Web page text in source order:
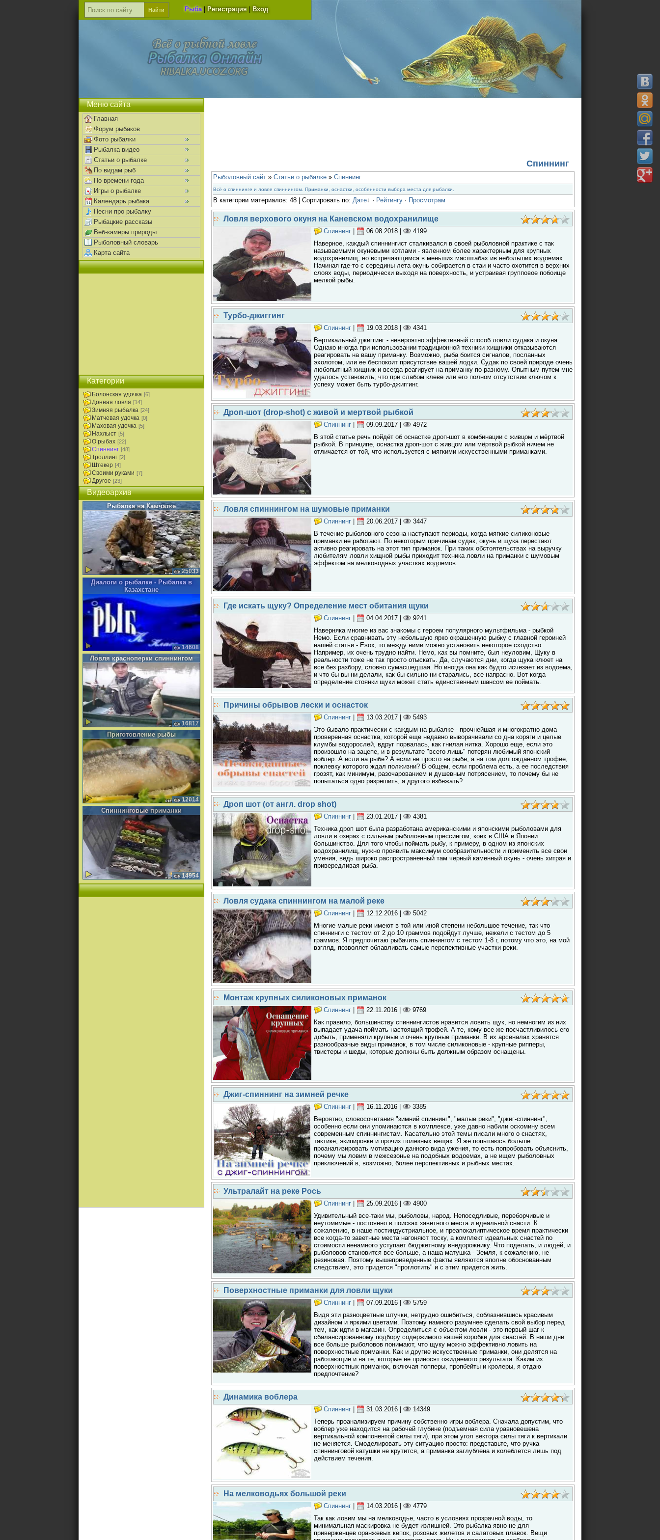
Рыба| Регистрация Вход
Спиннинг
Рыболовный сайт » Статьи о рыбалке » Спиннинг
Всё о спиннинге и ловле спиннингом. Приманки, оснастки, особенности выбора места для рыбалки.
В категории материалов: 48 | Сортировать по: Дате · Рейтингу · Просмотрам
Ловля верхового окуня на Каневском водохранилище
Спиннинг 06.08.2018
4199
Наверное, каждый спиннингист сталкивался в своей рыболовной практике с так
называемыми окуневыми котлами - явленном более характерным для крупных
водохранилищ, но встречающимся в меньших масштабах ив небольших водоемах.
Начиная где-то с середины лета окунь собирается в стаи и часто охотится в верхних
слоях воды, периодически выходя на поверхность, и устраивая групповое побоище
мелкой рыбы.
Турбо-джиггинг
Спиннинг 19.03.2018
4341
Вертикальный джиггинг - невероятно эффективный способ ловли судака и окуня.
Однако иногда при использовании традиционной техники хищники отказываются
реагировать на вашу приманку. Возможно, рыба боится сигналов, посланных
эхолотом, или ее беспокоит присутствие вашей лодки. Судак по своей природе очень
любопытный хищник и всегда реагирует на приманку по-разному. Опытным путем мне
удалось установить, что при слабом клеве или его полном отсутствии ключом к
успеху может быть турбо-джиггинг.
Дроп-шот (drop-shot) с живой и мертвой рыбкой
Спиннинг 09.09.2017
4972
В этой статье речь пойдёт об оснастке дроп-шот в комбинации с живцом и мёртвой
рыбкой. В принципе, оснастка дроп-шот с живцом или мёртвой рыбкой ничем не
отличается от той, что используется с мягкими искусственными приманками.
Ловля спиннингом на шумовые приманки
Спиннинг 20.06.2017
3447
В течение рыболовного сезона наступают периоды, когда мягкие силиконовые
приманки не работают. По некоторым причинам судак, окунь и щука перестают
активно реагировать на этот тип приманок. При таких обстоятельствах на выручку
любителям ловли хищной рыбы приходит техника ловли на приманки с шумовым
эффектом на мелководных участках водоемов.
Где искать щуку? Определение мест обитания щуки
Спиннинг 04.04.2017
9241
Наверняка многие из вас знакомы с героем популярного мультфильма - рыбкой
Немо. Если сравнивать эту небольшую ярко окрашенную рыбку с главной героиней
нашей статьи - Esox, то между ними можно установить некоторое сходство.
Например, их очень трудно найти. Немо, как вы помните, был неуловим, Щуку в
реальности тоже не так просто отыскать. Да, случаются дни, когда щука клюет на
все без разбору, словно сумасшедшая. Но иногда она как будто исчезает из водоема,
и что бы вы ни делали, как бы сильно ни старались, все напрасно. Вот когда
определение стоянки щуки может стать единственным шансом ее поймать.
Причины обрывов лески и оснасток
Спиннинг 13.03.2017
5493
Это бывало практически с каждым на рыбалке - прочнейшая и многократно дома
проверенная оснастка, которой еще недавно выворачивали со дна коряги и целые
клумбы водорослей, вдруг порвалась, как гнилая нитка. Хорошо еще, если это
произошло на зацепе, и в результате "всего лишь" потерян любимый японский
воблер. А если на рыбе? А если не просто на рыбе, а на том долгожданном трофее,
поклевку которого ждал полжизни? В общем, если проблема есть, а ее последствия
грозят, как минимум, разочарованием и душевным потрясением, то почему бы не
попытаться одно разрешить, а другого избежать?
Дроп шот (от англ. drop shot)
Спиннинг 23.01.2017
4381
Техника дроп шот была разработана американскими и японскими рыболовами для
ловли в озерах с сильным рыболовным прессингом, коих в США и Японии
большинство. Для того чтобы поймать рыбу, к примеру, в одном из японских
водохранилищ, нужно проявить максимум сообразительности и применить все свои
умения, ведь широко распространенный там черный каменный окунь - очень хитрая и
привередливая рыба.
Ловля судака спиннингом на малой реке
Спиннинг 12.12.2016
5042
Многие малые реки имеют в той или иной степени небольшое течение, так что
спиннинги с тестом от 2 до 10 граммов подойдут лучше, нежели с тестом до 5
граммов. Я предпочитаю рыбачить спиннингом с тестом 1-8 г, потому что это, на мой
взгляд, позволяет облавливать самые перспективные участки реки.
Монтаж крупных силиконовых приманок
Спиннинг 22.11.2016
9769
Как правило, большинству спиннингистов нравится ловить щук, но немногим из них
выпадает удача поймать настоящий трофей. А те, кому все же посчастливилось его
добыть, применяли крупные и очень крупные приманки. В их арсеналах хранятся
разнообразные виды приманок, в том числе силиконовые - крупные рипперы,
твистеры и шеды, которые должны быть должным образом оснащены.
Джиг-спиннинг на зимней речке
Спиннинг 16.11.2016
3385
Вероятно, словосочетания "зимний спиннинг", "малые реки", "джиг-спиннинг",
особенно если они упоминаются в комплексе, уже давно набили оскомину всем
современным спиннингистам. Касательно этой темы писали много о снастях,
тактике, экипировке и прочих полезных вещах. Я же попытаюсь больше
проанализировать мотивацию данного вида ужения, то есть попробовать объяснить,
почему мы ловим в межсезонье на подобных водоемах, а не ищем рыболовных
приключений в, возможно, более перспективных и рыбных местах.
Ультралайт на реке Рось
Спиннинг 25.09.2016
4900
Удивительный все-таки мы, рыболовы, народ. Непоседливые, переборчивые и
неутомимые - постоянно в поисках заветного места и идеальной снасти. К
сожалению, в наше постиндустриальное, и преапокалиптическое время практически
все когда-то заветные места нагоняют тоску, а комплект идеальных снастей по
стоимости ненамного уступает бюджетному внедорожнику. Что поделать, и людей, и
рыболовов становится все больше, а наша матушка - Земля, к сожалению, не
резиновая. Поэтому вышеприведенные факты являются вполне обоснованным
следствием, это придется "проглотить" и с этим придется жить.
Поверхностные приманки для ловли щуки
Спиннинг 07.09.2016
5759
Видя эти разноцветные штучки, нетрудно ошибиться, соблазнившись красивым
дизайном и яркими цветами. Поэтому намного разумнее сделать свой выбор перед
тем, как идти в магазин. Определиться с объектом ловли - это первый шаг к
сбалансированному подбору содержимого вашей коробки для снастей. В наши дни
все больше рыболовов понимают, что щуку можно эффективно ловить на
поверхностные приманки. Как и другие искусственные приманки, они делятся на
работающие и на те, которые не приносят ожидаемого результата. Каким из
поверхностных приманок, включая попперы, пропбейты и кролеры, я отдаю
предпочтение?
Динамика воблера
Спиннинг 31.03.2016
14349
Теперь проанализируем причину собственно игры воблера. Сначала допустим, что
воблер уже находится на рабочей глубине (подъемная сила уравновешена
вертикальной компонентой силы тяги), при этом угол вектора силы тяги к вертикали
не меняется. Смоделировать эту ситуацию просто: представьте, что ручка
спиннинговой катушки не крутится, а приманка заглублена и колеблется лишь под
действием течения.
На мелководьях большой реки
Спиннинг 14.03.2016
4779
Так как ловим мы на мелководье, часто в условиях прозрачной воды, то
минимальная маскировка не будет излишней. Это рыбалка явно не для
приверженцев оранжевых кепок, розовых жилетов и салатовых плавок. Вещи
Меню сайта
Главная
Форум рыбаков
Фото рыбалки
Рыбалка видео
Статьи о рыбалке
По видам рыб
По времени года
Игры о рыбалке
Календарь рыбака
Песни про рыбалку
Рыбацкие рассказы
Веб-камеры природы
Рыболовный словарь
Карта сайта
Категории
Болонская удочка [6]
Донная ловля [14]
Зимняя рыбалка [24]
Матчевая удочка [0]
Маховая удочка [5]
Нахлыст [5]
О рыбах [22]
Спиннинг [48]
Троллинг [2]
Штекер [4]
Своими руками [7]
Другое [23]
Видеоархив
Рыбалка на Камчатке
25033
Диалоги о рыбалке - Рыбалка в
Казахстане
14608
Ловля красноперки спиннингом
16817
Приготовление рыбы
12014
Спиннинговые приманки
14954